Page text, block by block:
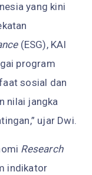
yang kini
(ESG), KAI
program
sosial dan
nilai jangka
ujar Dwi.
Research
indikator